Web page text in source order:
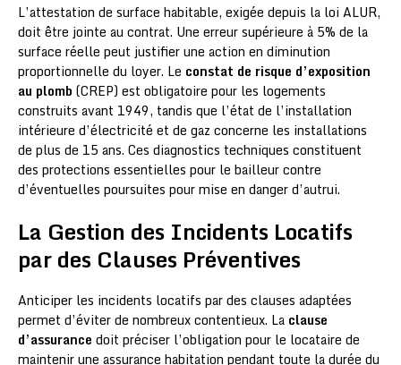
L’attestation de surface habitable, exigée depuis la loi ALUR,
doit être jointe au contrat. Une erreur supérieure à 5% de la
surface réelle peut justifier une action en diminution
proportionnelle du loyer. Le constat de risque d’exposition
au plomb (CREP) est obligatoire pour les logements
construits avant 1949, tandis que l’état de l’installation
intérieure d’électricité et de gaz concerne les installations
de plus de 15 ans. Ces diagnostics techniques constituent
des protections essentielles pour le bailleur contre
d’éventuelles poursuites pour mise en danger d’autrui.
La Gestion des Incidents Locatifs
par des Clauses Préventives
Anticiper les incidents locatifs par des clauses adaptées
permet d’éviter de nombreux contentieux. La clause
d’assurance doit préciser l’obligation pour le locataire de
maintenir une assurance habitation pendant toute la durée du